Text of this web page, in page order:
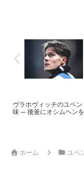
ヴラホヴィッチのユベ
味 ─ 後釜にオシムヘン
ホーム ユベ